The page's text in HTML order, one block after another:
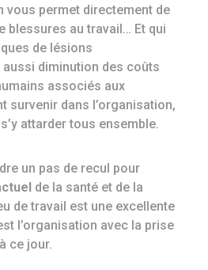
vous permet directement de
blessures au travail… Et qui
de lésions
diminution des coûts
associés aux
survenir dans l’organisation,
attarder tous ensemble.
un pas de recul pour
de la santé et de la
de travail est une excellente
l’organisation avec la prise
ce jour.